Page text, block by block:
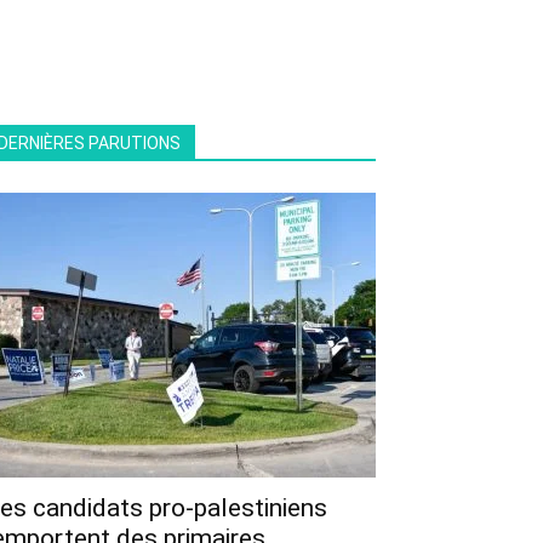
PARUTIONS
candidats pro-palestiniens